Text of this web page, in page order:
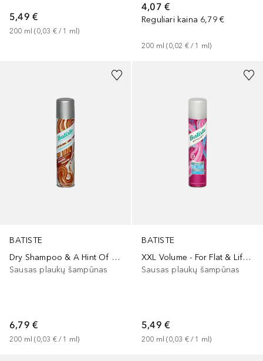
5,49 €
200 ml (0,03 € / 1 ml)
4,07 €
Reguliari kaina 6,79 €
200 ml (0,02 € / 1 ml)
BATISTE
Dry Shampoo & A Hint Of Colour For Brunettes
Sausas plaukų šampūnas
6,79 €
200 ml (0,03 € / 1 ml)
BATISTE
XXL Volume - For Flat & Lifeless Hair
Sausas plaukų šampūnas
5,49 €
200 ml (0,03 € / 1 ml)